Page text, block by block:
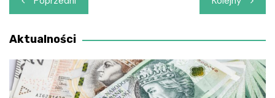
wpisu
Aktualności